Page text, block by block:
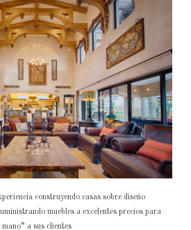
construyendo casas sobre diseño
muebles a excelentes precios para
a sus clientes